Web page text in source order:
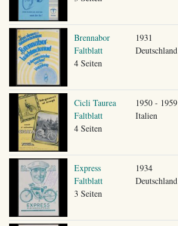
Brennabor
Faltblatt
4 Seiten
1931
Deutschland
Cicli Taurea
Faltblatt
4 Seiten
1950 - 1959
Italien
Express
Faltblatt
3 Seiten
1934
Deutschland